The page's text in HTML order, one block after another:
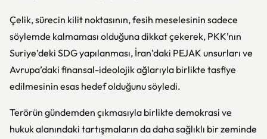
Çelik, sürecin kilit noktasının, fesih meselesinin sadece
söylemde kalmaması olduğuna dikkat çekerek, PKK’nın
Suriye’deki SDG yapılanması, İran’daki PEJAK unsurları ve
Avrupa’daki finansal-ideolojik ağlarıyla birlikte tasfiye
edilmesinin esas hedef olduğunu söyledi.
Terörün gündemden çıkmasıyla birlikte demokrasi ve
hukuk alanındaki tartışmaların da daha sağlıklı bir zeminde